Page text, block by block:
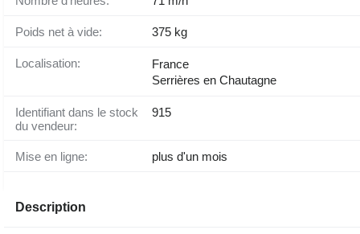
Poids net à vide: 375 kg
Localisation:
France
Serrières en Chautagne
Identifiant dans le stock
du vendeur:
915
Mise en ligne: plus d'un mois
Description